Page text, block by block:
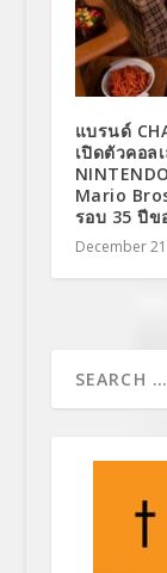
แบรนด์
เปิดตัวคอล
Mario
รอบ 35 ปีข
December